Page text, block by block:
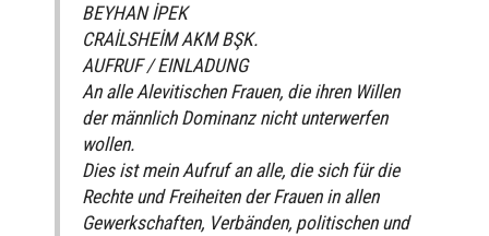
BEYHAN İPEK
CRAİLSHEİM AKM BŞK.
AUFRUF / EINLADUNG
An alle Alevitischen Frauen, die ihren Willen
der männlich Dominanz nicht unterwerfen
wollen.
Dies ist mein Aufruf an alle, die sich für die
Rechte und Freiheiten der Frauen in allen
Gewerkschaften, Verbänden, politischen und